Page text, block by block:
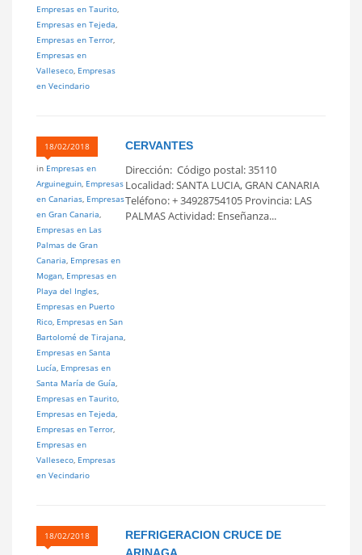
Empresas en Taurito,
Empresas en Tejeda,
Empresas en Terror,
Empresas en
Valleseco, Empresas
en Vecindario
18/02/2018
in Empresas en
Arguineguin, Empresas
en Canarias, Empresas
en Gran Canaria,
Empresas en Las
Palmas de Gran
Canaria, Empresas en
Mogan, Empresas en
Playa del Ingles,
Empresas en Puerto
Rico, Empresas en San
Bartolomé de Tirajana,
Empresas en Santa
Lucía, Empresas en
Santa María de Guía,
Empresas en Taurito,
Empresas en Tejeda,
Empresas en Terror,
Empresas en
Valleseco, Empresas
en Vecindario
CERVANTES
Dirección: Código postal: 35110
Localidad: SANTA LUCIA, GRAN CANARIA
Teléfono: + 34928754105 Provincia: LAS
PALMAS Actividad: Enseñanza...
18/02/2018
REFRIGERACION CRUCE DE